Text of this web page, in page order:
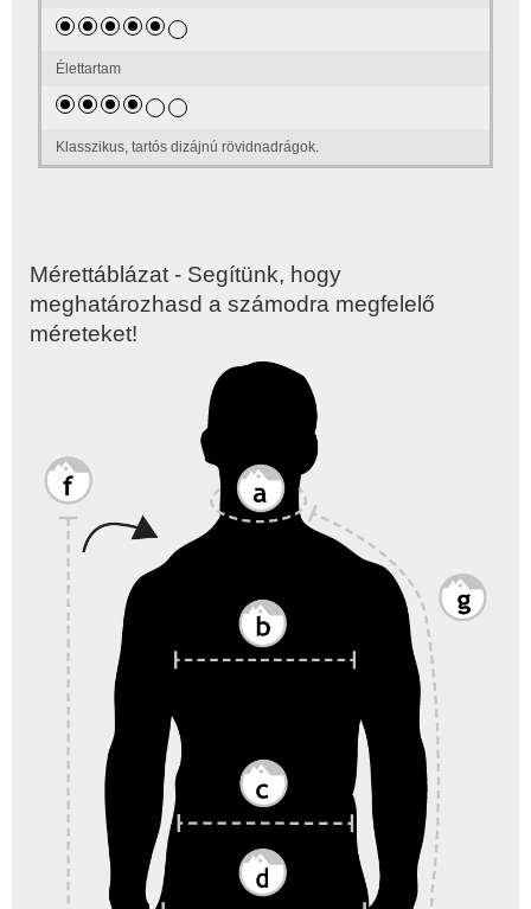
Élettartam
Klasszikus, tartós dizájnú rövidnadrágok.
Mérettáblázat - Segítünk, hogy
meghatározhasd a számodra megfelelő
méreteket!